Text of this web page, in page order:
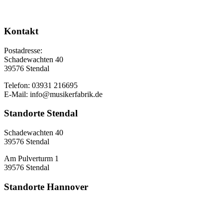
Kontakt
Postadresse:
Schadewachten 40
39576 Stendal
Telefon: 03931 216695
E-Mail: info@musikerfabrik.de
Standorte Stendal
Schadewachten 40
39576 Stendal
Am Pulverturm 1
39576 Stendal
Standorte Hannover